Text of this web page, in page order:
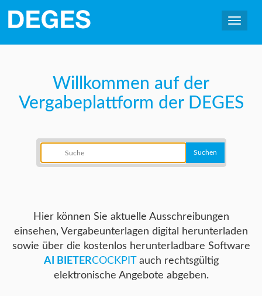
Willkommen auf der
Vergabeplattform der DEGES
Hier können Sie aktuelle Ausschreibungen
einsehen, Vergabeunterlagen digital herunterladen
sowie über die kostenlos herunterladbare Software
AI BIETERCOCKPITauch rechtsgültig
elektronische Angebote abgeben.